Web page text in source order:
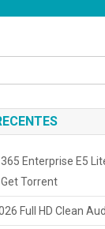
Enterprise E5
Torrent
Full HD Clean